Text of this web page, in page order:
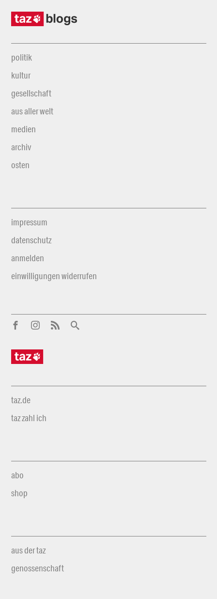
politik
kultur
gesellschaft
aus aller welt
medien
archiv
osten
impressum
datenschutz
anmelden
einwilligungen widerrufen
taz.de
taz zahl ich
abo
shop
aus der taz
genossenschaft